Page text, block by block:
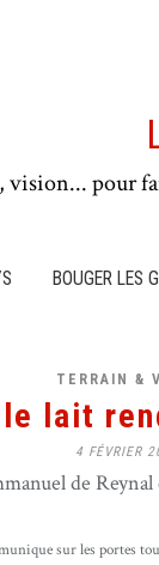
vision... pour
BOUGER LES
TERRAIN &
le lait
4 FÉVRIER
de
sur les portes